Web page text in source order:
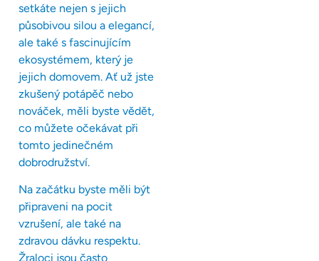
setkáte nejen s jejich
působivou silou a elegancí,
ale také s fascinujícím
ekosystémem, který je
jejich domovem. Ať už jste
zkušený potápěč nebo
nováček, měli byste vědět,
co můžete očekávat při
tomto jedinečném
dobrodružství.
Na začátku byste měli být
připraveni na pocit
vzrušení, ale také na
zdravou dávku respektu.
Žraloci jsou často